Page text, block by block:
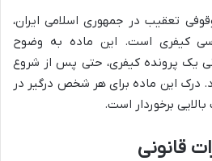
تعقیب در جمهوری اسلامی ایران،
دادرسی کیفری است. این ماده به وضوح
یک پرونده کیفری، حتی پس از شروع
درک این ماده برای هر شخص درگیر در
برخوردار است.